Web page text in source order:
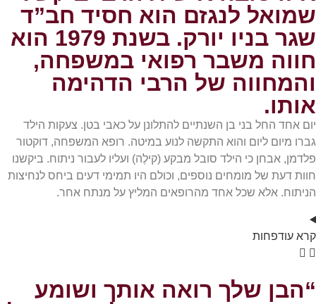
שמואל לנגזם הוא חסיד חב”ד
שגר בניו יורק. בשנת 1979 הוא
חווה משבר רפואי במשפחה,
והמחווה של הרבי הדהימה
אותו.
יום אחד החל בני בן השנתיים להתלונן על כאבי בטן. צעקות הילד
גברו מיום ליום והוא התקשה לנוע במיטה. רופא המשפחה, דוקטור
פלדמן, אבחן כי הילד סובל מבקע (קילֶה) ועליו לעבור ניתוח. ביקשנו
חוות דעת של מומחים נוספים, וכולם היו תמימי דעים ביחס לנחיצות
הניתוח. אלא שכל אחד מהרופאים המליץ על מנתח אחר.
קרא עודפחות
“הבן שלך רואה אותך ושומע